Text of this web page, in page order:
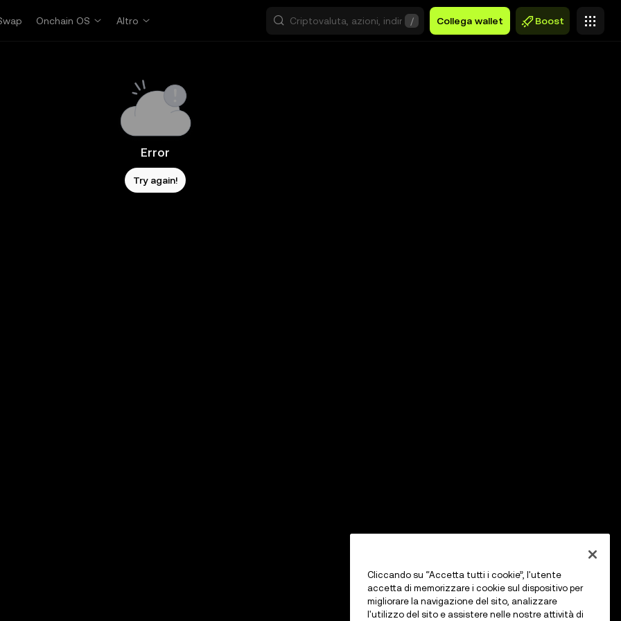
Onchain OS Altro / Collega wallet Boost
Error
Try again!
Cliccando su “Accetta tutti i cookie”, l'utente
accetta di memorizzare i cookie sul dispositivo per
migliorare la navigazione del sito, analizzare
l'utilizzo del sito e assistere nelle nostre attività di